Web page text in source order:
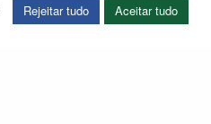
Rejeitar tudo Aceitar tudo